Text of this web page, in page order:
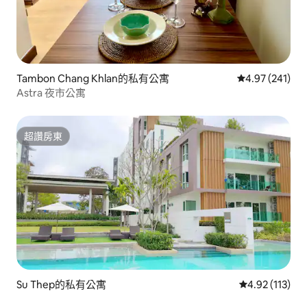
Tambon Chang Khlan的私有公寓 從 241 則評價
4.97 (241)
Astra 夜市公寓
超讚房東
超讚房東
Su Thep的私有公寓 從 113 則評價
4.92 (113)